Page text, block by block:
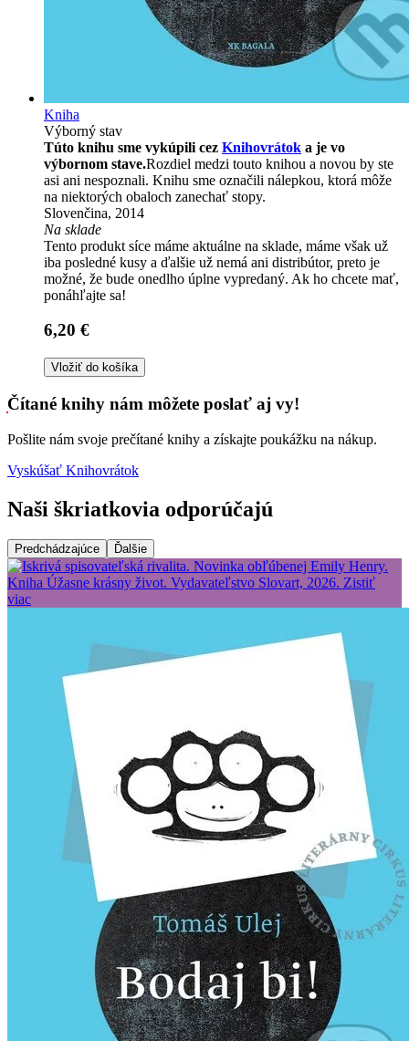
Kniha
Výborný stav
Túto knihu sme vykúpili cez Knihovrátok a je vo
výbornom stave.Rozdiel medzi touto knihou a novou by ste
asi ani nespoznali. Knihu sme označili nálepkou, ktorá môže
na niektorých obaloch zanechať stopy.
Slovenčina, 2014
Na sklade
Tento produkt síce máme aktuálne na sklade, máme však už
iba posledné kusy a ďalšie už nemá ani distribútor, preto je
možné, že bude onedlho úplne vypredaný. Ak ho chcete mať,
ponáhľajte sa!
6,20 €
Vložiť do košíka
Čítané knihy nám môžete poslať aj vy!
Pošlite nám svoje prečítané knihy a získajte poukážku na nákup.
Vyskúšať Knihovrátok
Naši škriatkovia odporúčajú
Predchádzajúce Ďalšie